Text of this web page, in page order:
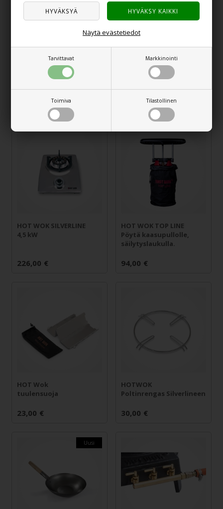
Tarvittavat Markkinointi
Toimiva Tilastollinen
Näytä evästetiedot
HOT WOK
HOT WOK Silver Line -
€
HOT WOK SILVERLINE
4,5 kW
226,00 €
HOT WOK TOP LINE
Pöytä kaasupullolle,
säilytyslaukulla.
94,00 €
HOT Wok
tuulensuoja
23,00 €
HOTWOK
Poltinrengas Silverlineen
30,00 €
Uusi